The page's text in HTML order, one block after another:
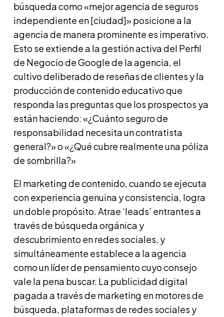
búsqueda como «mejor agencia de seguros
independiente en [ciudad]» posicione a la
agencia de manera prominente es imperativo.
Esto se extiende a la gestión activa del Perfil
de Negocio de Google de la agencia, el
cultivo deliberado de reseñas de clientes y la
producción de contenido educativo que
responda las preguntas que los prospectos ya
están haciendo: «¿Cuánto seguro de
responsabilidad necesita un contratista
general?» o «¿Qué cubre realmente una póliza
de sombrilla?»
El marketing de contenido, cuando se ejecuta
con experiencia genuina y consistencia, logra
un doble propósito. Atrae ‘leads’ entrantes a
través de búsqueda orgánica y
descubrimiento en redes sociales, y
simultáneamente establece a la agencia
como un líder de pensamiento cuyo consejo
vale la pena buscar. La publicidad digital
pagada a través de marketing en motores de
búsqueda, plataformas de redes sociales y